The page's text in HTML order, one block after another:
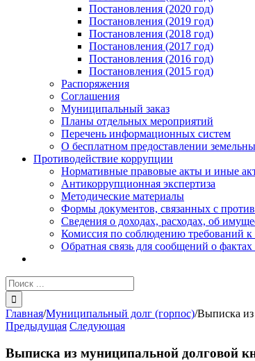
Постановления (2020 год)
Постановления (2019 год)
Постановления (2018 год)
Постановления (2017 год)
Постановления (2016 год)
Постановления (2015 год)
Распоряжения
Соглашения
Муниципальный заказ
Планы отдельных мероприятий
Перечень информационных систем
О бесплатном предоставлении
Противодействие коррупции
Нормативные правовые акты и иные
Антикоррупционная экспертиза
Методические материалы
Формы документов, связанных с
Сведения о доходах, расходах, об
Комиссия по соблюдению требований
Обратная связь для сообщений о
Результат
поиска:
Главная/Муниципальный долг (горпос)/Выписка
Предыдущая Следующая
Выписка из муниципальной долговой